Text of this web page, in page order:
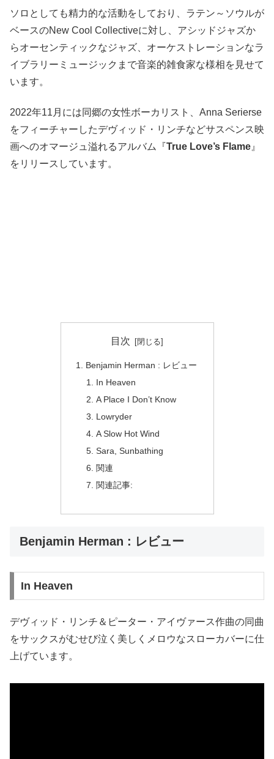
ソロとしても精力的な活動をしており、ラテン～ソウルが
ベースのNew Cool Collectiveに対し、アシッドジャズか
らオーセンティックなジャズ、オーケストレーションなラ
イブラリーミュージックまで音楽的雑食家な様相を見せて
います。
2022年11月には同郷の女性ボーカリスト、Anna Serierse
をフィーチャーしたデヴィッド・リンチなどサスペンス映
画へのオマージュ溢れるアルバム『True Love’s Flame 』
をリリースしています。
目次
Benjamin Herman : レビュー
In Heaven
A Place I Don’t Know
Lowryder
A Slow Hot Wind
Sara, Sunbathing
関連
関連記事:
Benjamin Herman : レビュー
In Heaven
デヴィッド・リンチ＆ピーター・アイヴァース作曲の同曲
をサックスがむせび泣く美しくメロウなスローカバーに仕
上げています。